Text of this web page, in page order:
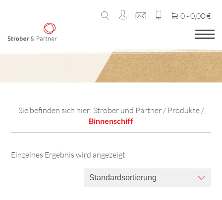
0 -0,00€
Sie befinden sich hier: Strober und Partner/ Produkte/
Binnenschiff
Einzelnes Ergebnis wird angezeigt